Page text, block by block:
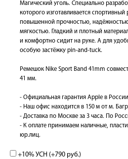
Магический уголь. Специально
которого изготавливается
повышенной прочностью,
мягкостью. Гладкий и плотный
и комфортно сидит на руке. А для
особую застёжку pin-and-tuck.
Ремешок Nike Sport Band 41mm
41 мм.
- Официальная гарантия Apple в
- Наш офис находится в 150 м от м.
- Доставка по Москве за 3 часа. По
- К оплате принимаем наличные,
юр.лиц.
+10% УСН (+790 руб.)